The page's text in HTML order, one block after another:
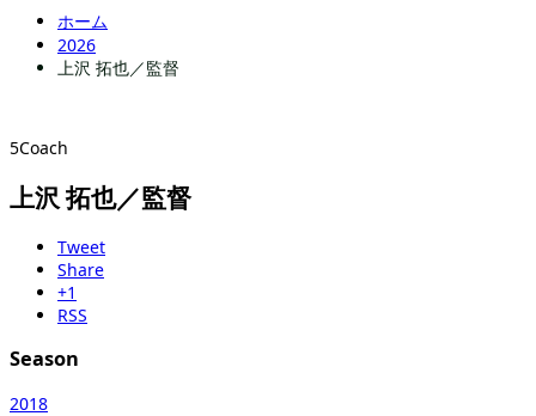
ホーム
2026
上沢 拓也／監督
5Coach
上沢 拓也／監督
Tweet
Share
+1
RSS
Season
2018